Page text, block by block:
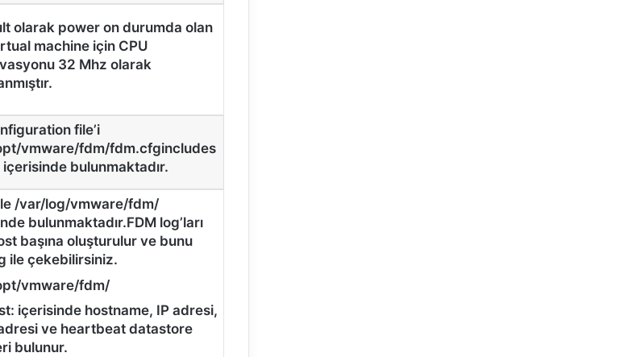
olarak power on durumda olan
machine için CPU
32 Mhz olarak
file’i
vmware/fdm/fdm.cfgincludes
içerisinde bulunmaktadır.
/var/log/vmware/fdm/
bulunmaktadır.FDM log’ları
başına oluşturulur ve bunu
ile çekebilirsiniz.
vmware/fdm/
içerisinde hostname, IP adresi,
ve heartbeat datastore
bulunur.